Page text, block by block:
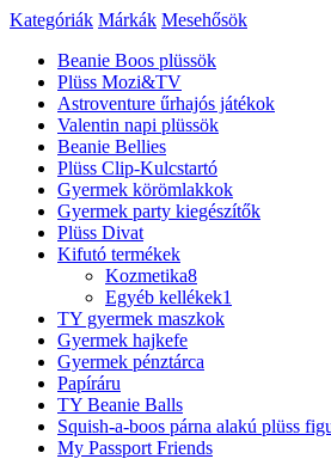
Kategóriák Márkák Mesehősök
Beanie Boos plüssök
Plüss Mozi&TV
Astroventure űrhajós játékok
Valentin napi plüssök
Beanie Bellies
Plüss Clip-Kulcstartó
Gyermek körömlakkok
Gyermek party kiegészítők
Plüss Divat
Kifutó termékek
Kozmetika8
Egyéb kellékek1
TY gyermek maszkok
Gyermek hajkefe
Gyermek pénztárca
Papíráru
TY Beanie Balls
Squish-a-boos párna alakú plüss
My Passport Friends